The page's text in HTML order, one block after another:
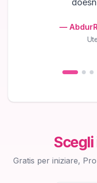
—
Scegli
Gratis per iniziare,